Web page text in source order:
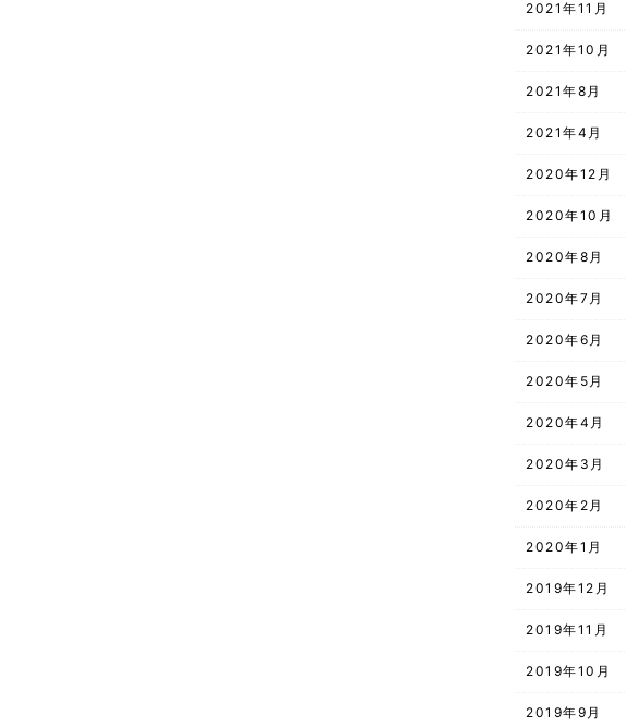
2021年11月
2021年10月
2021年8月
2021年4月
2020年12月
2020年10月
2020年8月
2020年7月
2020年6月
2020年5月
2020年4月
2020年3月
2020年2月
2020年1月
2019年12月
2019年11月
2019年10月
2019年9月